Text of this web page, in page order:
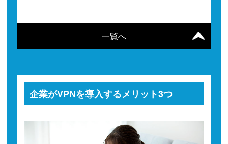
一覧へ
企業がVPNを導入するメリット3つ